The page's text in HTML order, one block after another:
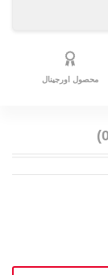
محصول اورجینال